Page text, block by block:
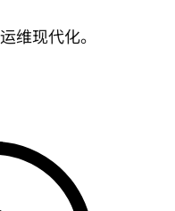
维现代化。